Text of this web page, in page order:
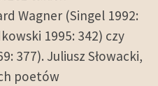
Wagner (Singel 1992:
1995: 342) czy
377). Juliusz Słowacki,
poetów